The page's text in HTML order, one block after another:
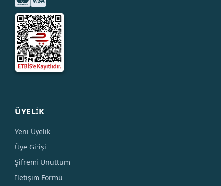
ÜYELİK
Yeni Üyelik
Üye Girişi
Şifremi Unuttum
İletişim Formu